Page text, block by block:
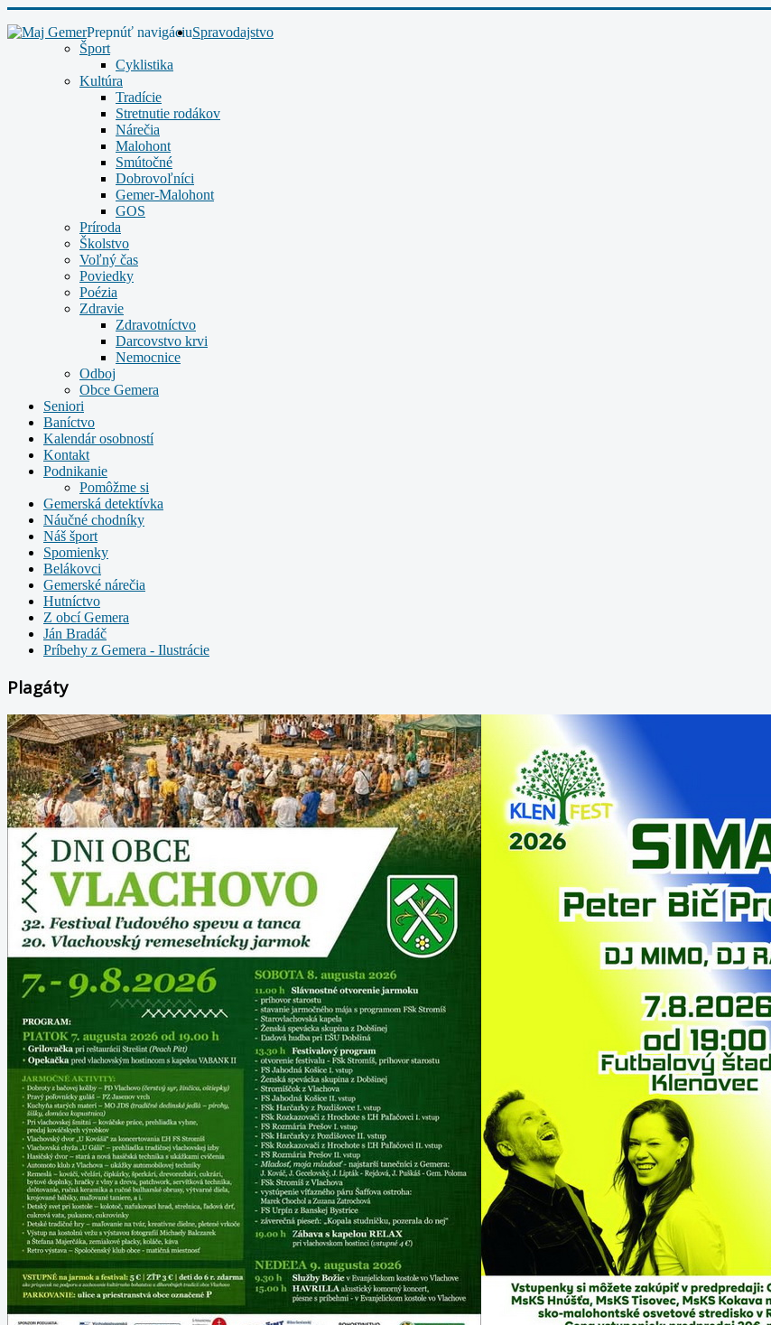
Prepnúť navigáciuSpravodajstvo
Šport
Cyklistika
Kultúra
Tradície
Stretnutie rodákov
Nárečia
Malohont
Smútočné
Dobrovoľníci
Gemer-Malohont
GOS
Príroda
Školstvo
Voľný čas
Poviedky
Poézia
Zdravie
Zdravotníctvo
Darcovstvo krvi
Nemocnice
Odboj
Obce Gemera
Seniori
Baníctvo
Kalendár osobností
Kontakt
Podnikanie
Pomôžme si
Gemerská detektívka
Náučné chodníky
Náš šport
Spomienky
Belákovci
Gemerské nárečia
Hutníctvo
Z obcí Gemera
Ján Bradáč
Príbehy z Gemera - Ilustrácie
Plagáty